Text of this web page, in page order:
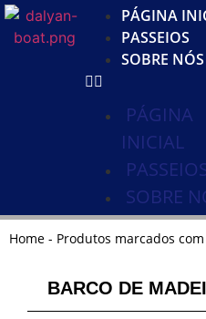
PÁGINA
PASSEIOS
SOBRE NÓS
PÁGINA
INICIAL
SOBRE
Home - Produtos marcados
BARCO DE